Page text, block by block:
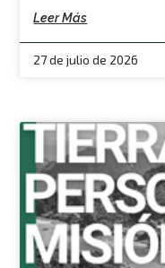
Leer Más
27 de julio de 2026